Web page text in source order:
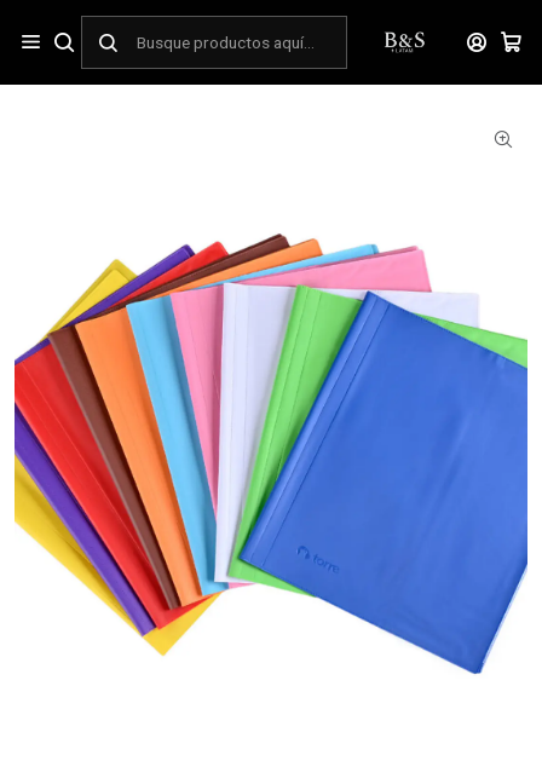
Pack de Forros College colores Surtidos 10 Unidades Torre